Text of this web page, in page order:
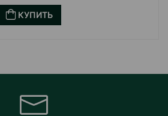
КУПИТЬ